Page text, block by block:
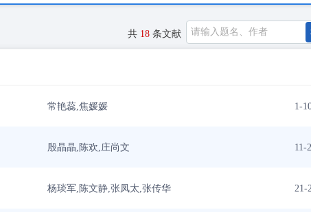
共 18 条文献
常艳蕊,焦媛媛 1-
殷晶晶,陈欢,庄尚文 11-
杨琰军,陈文静,张凤太,张传华 21-